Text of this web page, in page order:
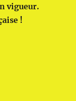
vigueur.
!